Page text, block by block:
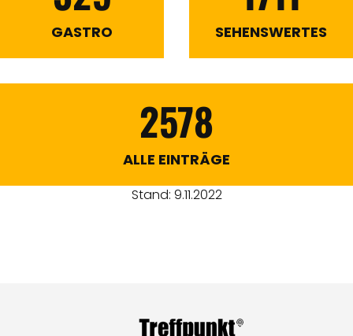
GASTRO SEHENSWERTES
2578
ALLE EINTRÄGE
Stand: 9.11.2022